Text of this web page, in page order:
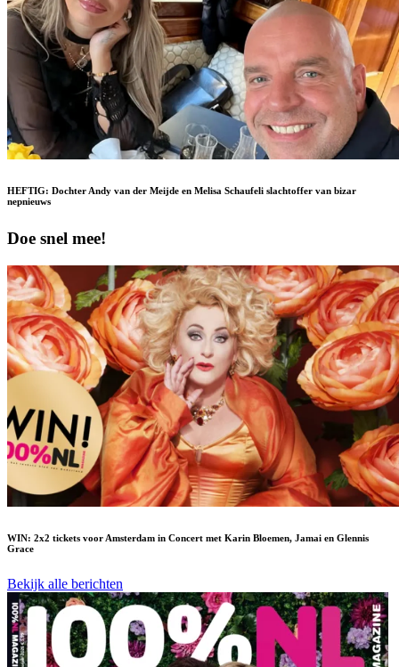
HEFTIG: Dochter Andy van der Meijde en Melisa Schaufeli slachtoffer van bizar
nepnieuws
Doe snel mee!
WIN: 2x2 tickets voor Amsterdam in Concert met Karin Bloemen, Jamai en Glennis
Grace
Bekijk alle berichten